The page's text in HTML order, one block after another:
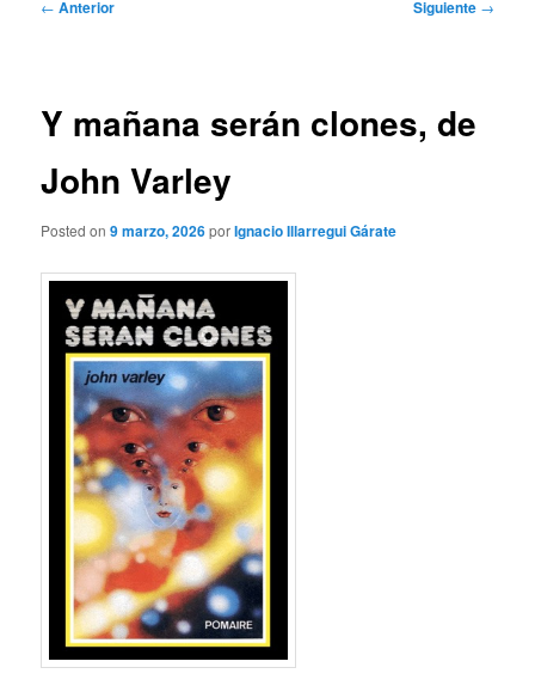
← Anterior Siguiente →
Y mañana serán clones, de
John Varley
Posted on9 marzo, 2026porIgnacio Illarregui Gárate